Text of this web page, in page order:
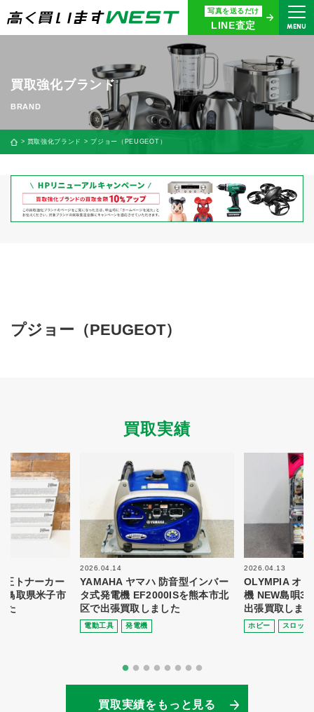
写真を送るだけ
LINE査定 MENU
まずはお気軽にお問い合わせ・
査定をご依頼ください
買取専用ダイヤル
0120-914-094
9:00〜18:30(年中無休)
24時間365日受付
買取に関する質問や相談もすぐにできて便利
簡単操作！LINE査定
新着情報
プライバシーポリシー
規約・同意書
本人確認書類アップロード
梱包
ガイド
法人の
お客様へ
買取強化ブランド
買取強化ブランド プジョー（PEUGEOT）
プジョー（PEUGEOT）
買取実績
トナーカー
鳥取県米子市
た
2026.04.14
YAMAHA ヤマハ 防音型インバー
タ式発電機 EF2000ISを熊本市北
区で出張買取しました
電動⼯具 発電機
2026.04.13
OLYMPIA オ
機 NEW島唄
出張買取しま
ホビー スロット
買取実績をもっと見る